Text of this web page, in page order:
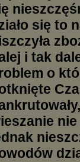
się to
i tak
o